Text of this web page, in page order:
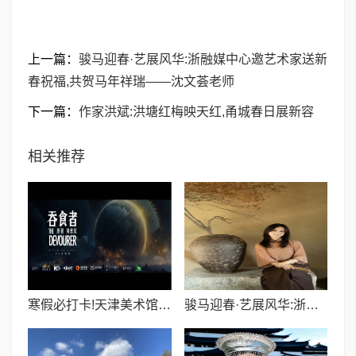
上一篇： 骏马迎春·艺展风华:浙融媒中心邀艺术家送新
春祝福,共贺马年祥瑞——沈文荟老师
下一篇： 作家洪斌:洪塘红梅映天红,甬城春日展新容
相关推荐
寒假必打卡!天津美术馆《吞食者》VR沉浸展,重磅特惠,带你走进刘慈欣的科幻宇宙 骏马迎春·艺展风华:浙融媒中心邀艺术家送新春祝福,共贺马年祥瑞——沈文荟老师